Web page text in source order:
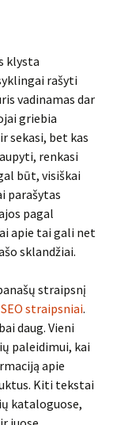
klysta
rašyti
vadinamas dar
griebia
sekasi, bet kas
renkasi
būt, visiškai
parašytas
pagal
apie tai gali net
sklandžiai.
straipsnį
SEO straipsniai.
daug. Vieni
paleidimui, kai
apie
Kiti tekstai
kataloguose,